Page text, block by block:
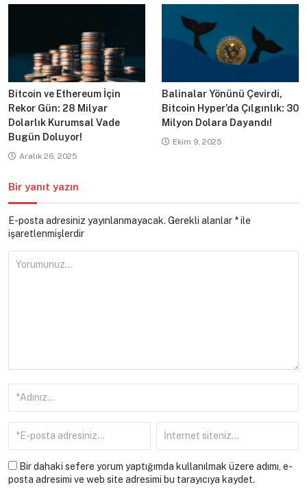
Bitcoin ve Ethereum İçin
Rekor Gün: 28 Milyar
Dolarlık Kurumsal Vade
Bugün Doluyor!
Aralık 26, 2025
Balinalar Yönünü Çevirdi,
Bitcoin Hyper’da Çılgınlık: 30
Milyon Dolara Dayandı!
Ekim 9, 2025
Bir yanıt yazın
E-posta adresiniz yayınlanmayacak. Gerekli alanlar *ile
işaretlenmişlerdir
Bir dahaki sefere yorum yaptığımda kullanılmak üzere adımı, e-
posta adresimi ve web site adresimi bu tarayıcıya kaydet.